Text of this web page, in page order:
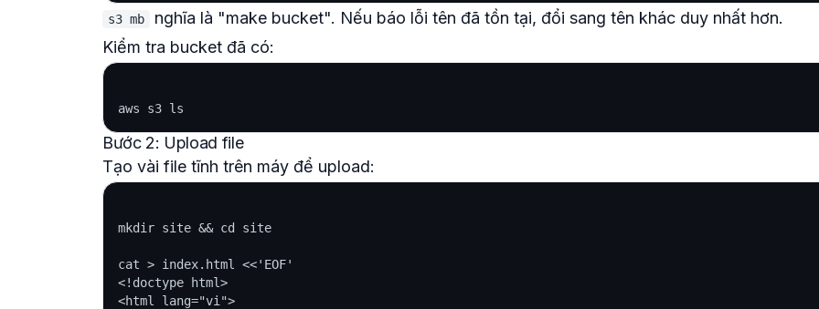
s3 mb
nghĩa là "make bucket". Nếu báo lỗi tên đã tồn tại, đổi sang tên khác duy nhất hơn.
Kiểm tra bucket đã có:
Bước 2: Upload file
Tạo vài file tĩnh trên máy để upload:
mkdir site && cd site
cat > index.html <<'EOF'
<!doctype html>
<html lang="vi">